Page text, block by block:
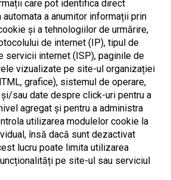
care pot identifica direct
a anumitor informații prin
și a tehnologiilor de urmărire,
de internet (IP), tipul de
servicii internet (ISP), paginile de
vizualizate pe site-ul organizației
grafice), sistemul de operare,
sau date despre click-uri pentru a
agregat și pentru a administra
utilizarea modulelor cookie la
însă dacă sunt dezactivat
lucru poate limita utilizarea
pe site-ul sau serviciul